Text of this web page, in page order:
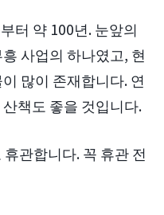
터 약 100년. 눈앞의
사업의 하나였고, 현
많이 존재합니다. 연
책도 좋을 것입니다.
관합니다. 꼭 휴관 전